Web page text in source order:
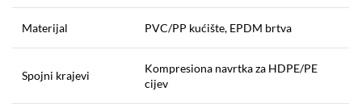
Materijal PVC/PP kućište, EPDM brtva
Spojni krajevi
Kompresiona navrtka za HDPE/PE
cijev